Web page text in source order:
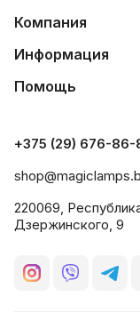
Компания
Информация
Помощь
+375 (29) 676-86-
220069,
Дзержинского, 9